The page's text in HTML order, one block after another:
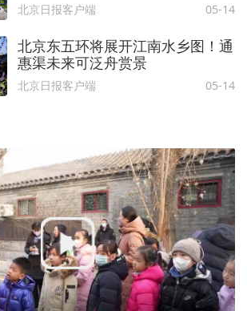
北京日报客户端 05-14
北京东五环将展开江南水乡图！通
惠渠未来可泛舟赏景
北京日报客户端 05-14